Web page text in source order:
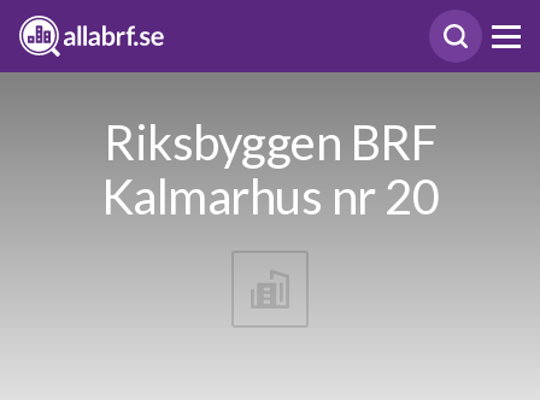
Riksbyggen BRF
Kalmarhus nr 20